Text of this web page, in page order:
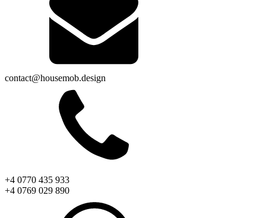
contact@housemob.design
+4 0770 435 933
+4 0769 029 890